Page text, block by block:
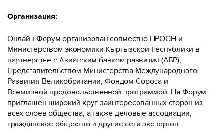
Организация:
Онлайн Форум организован совместно ПРООН и
Министерством экономики Кыргызской Республики в
партнерстве с Азиатским банком развития (АБР),
Представительством Министерства Международного
Развития Великобритании, Фондом Сороса и
Всемирной продовольственной программой. На Форум
приглашен широкий круг заинтересованных сторон из
всех слоев общества, а также деловые ассоциации,
гражданское общество и другие сети экспертов.